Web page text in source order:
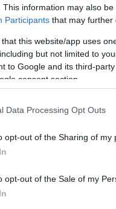
This information may also
Participants that may further
that this website/app uses
but not limited to
to Google and its third-
consent section.
Data Processing Opt Outs
opt-out of the Sharing of my
opt-out of the Sale of my